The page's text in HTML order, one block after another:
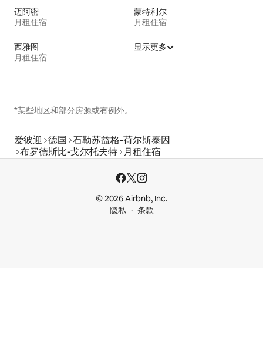
迈阿密
月租住宿
蒙特利尔
月租住宿
西雅图
月租住宿
显示更多
*某些地区和部分房源或有例外。
爱彼迎 德国 石勒苏益格-荷尔斯泰因
布罗德斯比-戈尔托夫特 月租住宿
© 2026 Airbnb, Inc.
隐私
条款